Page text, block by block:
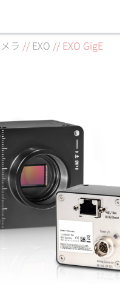
ラ // EXO // EXO GigE